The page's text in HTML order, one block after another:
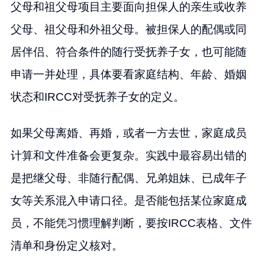
父母和祖父母项目主要面向担保人的亲生或收养
父母、祖父母和外祖父母。被担保人的配偶或同
居伴侣、符合条件的随行受抚养子女，也可能随
申请一并处理，具体要看家庭结构、年龄、婚姻
状态和IRCC对受抚养子女的定义。
如果父母离婚、再婚，或者一方去世，家庭成员
计算和文件准备会更复杂。实践中最容易出错的
是把继父母、非随行配偶、兄弟姐妹、已成年子
女等关系混入申请口径。是否能包括某位家庭成
员，不能凭习惯理解判断，要按IRCC表格、文件
清单和身份定义核对。